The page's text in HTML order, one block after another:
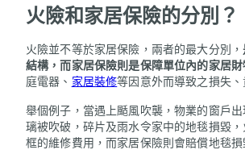
火險和家居保險的分別？
火險並不等於家居保險，兩者的最大分別，
結構，而家居保險則是保障單位內的家居
庭電器、 家居裝修等因意外而導致之損失、
舉個例子，當遇上颳風吹襲，物業的窗戶
璃被吹破，碎片及雨水令家中的地毯損毀
框的維修費用，而家居保險則會賠償地毯損